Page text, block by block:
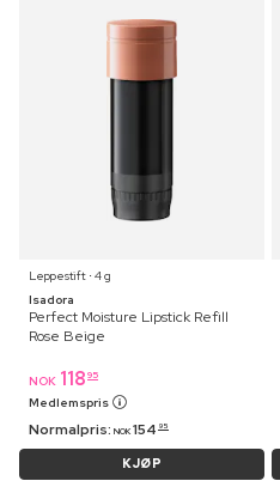
Leppestift ⋅ 4 g
Isadora
Perfect Moisture Lipstick Refill
Rose Beige
NOK 118 95
Medlemspris
Normalpris: NOK 154 95
KJØP